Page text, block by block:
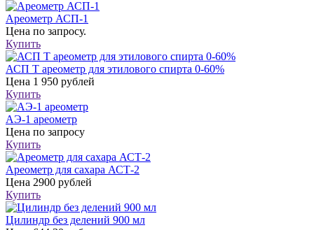
Ареометр АСП-1
Цена по запросу.
Купить
АСП Т ареометр для этилового спирта 0-60%
Цена 1 950 рублей
Купить
АЭ-1 ареометр
Цена по запросу
Купить
Ареометр для сахара АСТ-2
Цена 2900 рублей
Купить
Цилиндр без делений 900 мл